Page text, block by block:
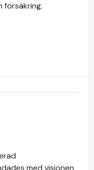
försäkring.
med visionen